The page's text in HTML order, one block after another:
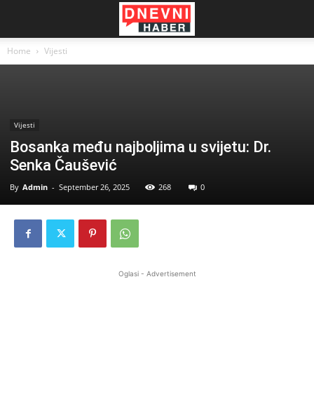
Home Vijesti
Vijesti
Bosanka među najboljima u svijetu: Dr.
Senka Čaušević
By Admin - September 26, 2025 268 0
Oglasi - Advertisement